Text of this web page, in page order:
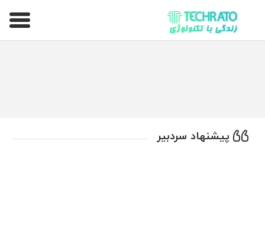
تکراتو – زندگی با تکنولوژی
پیشنهاد سردبیر